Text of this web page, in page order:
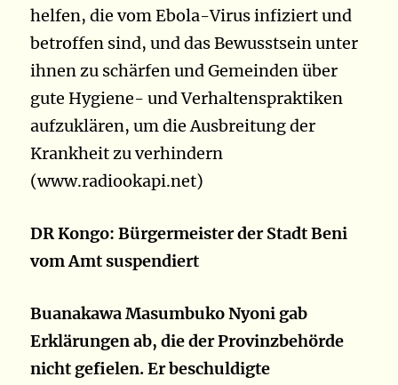
helfen, die vom Ebola-Virus infiziert und
betroffen sind, und das Bewusstsein unter
ihnen zu schärfen und Gemeinden über
gute Hygiene- und Verhaltenspraktiken
aufzuklären, um die Ausbreitung der
Krankheit zu verhindern
(www.radiookapi.net)
DR Kongo: Bürgermeister der Stadt Beni
vom Amt suspendiert
Buanakawa Masumbuko Nyoni gab
Erklärungen ab, die der Provinzbehörde
nicht gefielen. Er beschuldigte